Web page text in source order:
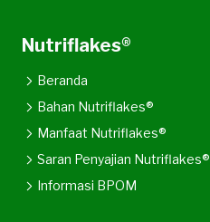
Nutriflakes®
Beranda
Bahan Nutriflakes®
Manfaat Nutriflakes®
Saran Penyajian Nutriflakes®
Informasi BPOM